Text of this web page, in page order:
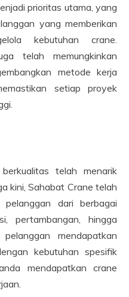
prioritas utama, yang
yang memberikan
kebutuhan crane.
telah memungkinkan
metode kerja
setiap proyek
telah menarik
kini, Sahabat Crane telah
dari berbagai
pertambangan, hingga
mendapatkan
kebutuhan spesifik
mendapatkan crane